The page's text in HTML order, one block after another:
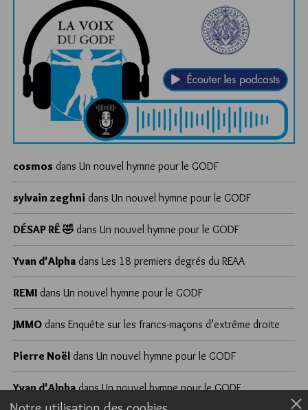
cosmos dans Un nouvel hymne pour le GODF
sylvain zeghni dans Un nouvel hymne pour le GODF
DÉSAP RÊ 🤣 dans Un nouvel hymne pour le GODF
Yvan d'Alpha dans Les 18 premiers degrés du REAA
REMI dans Un nouvel hymne pour le GODF
JMMO dans Enquête sur les francs-maçons d’extrême droite
Pierre Noël dans Un nouvel hymne pour le GODF
Yvan d'AlphadansUn nouvel hymne pour le GODF